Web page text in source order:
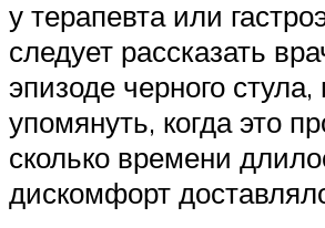
у терапевта или
следует рассказать
эпизоде черного
упомянуть, когда это
сколько времени
дискомфорт